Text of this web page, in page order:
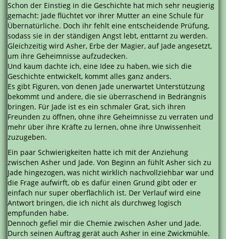
Schon der Einstieg in die Geschichte hat mich sehr neugierig
gemacht: Jade flüchtet vor ihrer Mutter an eine Schule für
Übernatürliche. Doch ihr fehlt eine entscheidende Prüfung,
sodass sie in der ständigen Angst lebt, enttarnt zu werden.
Gleichzeitig wird Asher, Erbe der Magier, auf Jade angesetzt,
um ihre Geheimnisse aufzudecken.
Und kaum dachte ich, eine Idee zu haben, wie sich die
Geschichte entwickelt, kommt alles ganz anders.
Es gibt Figuren, von denen Jade unerwartet Unterstützung
bekommt und andere, die sie überraschend in Bedrängnis
bringen. Für Jade ist es ein schmaler Grat, sich ihren
Freunden zu öffnen, ohne ihre Geheimnisse zu verraten und
mehr über ihre Kräfte zu lernen, ohne ihre Unwissenheit
zuzugeben.
Ein paar Schwierigkeiten hatte ich mit der Anziehung
zwischen Asher und Jade. Von Beginn an fühlt Asher sich zu
Jade hingezogen, was nicht wirklich nachvollziehbar war und
die Frage aufwirft, ob es dafür einen Grund gibt oder er
einfach nur super oberflächlich ist. Der Verlauf wird eine
Antwort bringen, die ich nicht als durchweg logisch
empfunden habe.
Dennoch gefiel mir die Chemie zwischen Asher und Jade.
Durch seinen Auftrag gerät auch Asher in eine Zwickmühle.